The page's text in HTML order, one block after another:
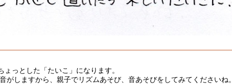
っとした「たいこ」になります。
がしますから、親子でリズムあそび、音あそびをしてみてくださいね。